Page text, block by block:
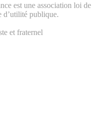
est une association loi de
d’utilité publique.
et fraternel